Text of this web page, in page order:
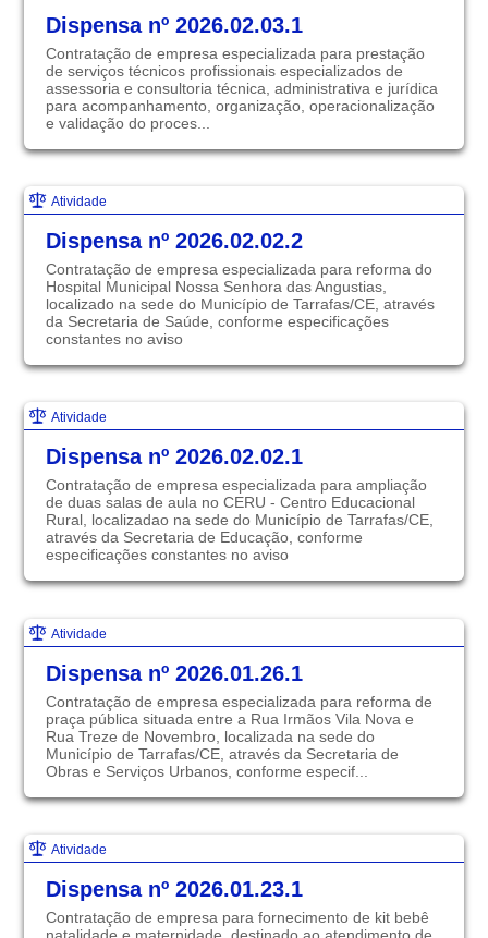
Dispensa nº 2026.02.03.1
Contratação de empresa especializada para prestação
de serviços técnicos profissionais especializados de
assessoria e consultoria técnica, administrativa e jurídica
para acompanhamento, organização, operacionalização
e validação do proces...
Atividade
Dispensa nº 2026.02.02.2
Contratação de empresa especializada para reforma do
Hospital Municipal Nossa Senhora das Angustias,
localizado na sede do Município de Tarrafas/CE, através
da Secretaria de Saúde, conforme especificações
constantes no aviso
Atividade
Dispensa nº 2026.02.02.1
Contratação de empresa especializada para ampliação
de duas salas de aula no CERU - Centro Educacional
Rural, localizadao na sede do Município de Tarrafas/CE,
através da Secretaria de Educação, conforme
especificações constantes no aviso
Atividade
Dispensa nº 2026.01.26.1
Contratação de empresa especializada para reforma de
praça pública situada entre a Rua Irmãos Vila Nova e
Rua Treze de Novembro, localizada na sede do
Município de Tarrafas/CE, através da Secretaria de
Obras e Serviços Urbanos, conforme especif...
Atividade
Dispensa nº 2026.01.23.1
Contratação de empresa para fornecimento de kit bebê
natalidade e maternidade, destinado ao atendimento de